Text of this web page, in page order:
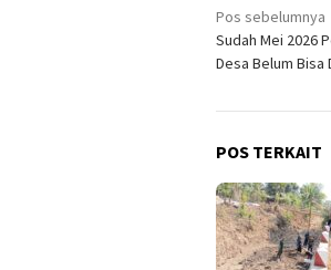
Navigasi
pos
Pos sebelumnya
Sudah Mei 2026
Desa Belum Bisa
POS TERKAIT